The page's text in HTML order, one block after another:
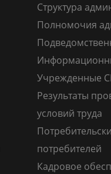
Структура
Полномочия
Учрежденные
Результаты
условий труда
потребителей
Кадровое